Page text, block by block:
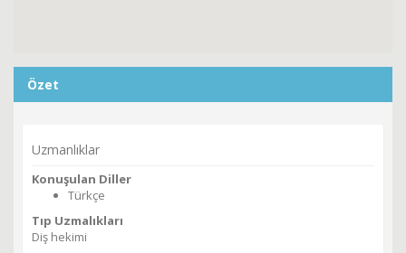
Özet
Uzmanlıklar
Konuşulan Diller
Türkçe
Tıp Uzmalıkları
Diş hekimi